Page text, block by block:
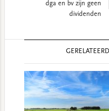
dga en bv zijn geen
dividenden